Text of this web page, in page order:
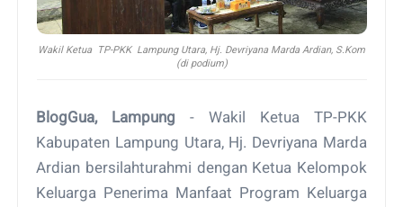
Wakil Ketua TP-PKK Lampung Utara, Hj. Devriyana Marda Ardian, S.Kom
(di podium)
BlogGua, Lampung - Wakil Ketua TP-PKK
Kabupaten Lampung Utara, Hj. Devriyana Marda
Ardian bersilahturahmi dengan Ketua Kelompok
Keluarga Penerima Manfaat Program Keluarga